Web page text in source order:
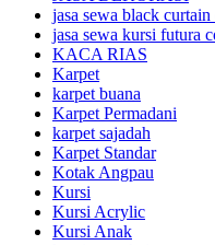
jasa sewa black
jasa sewa kursi futura
KACA RIAS
Karpet
karpet buana
Karpet Permadani
karpet sajadah
Karpet Standar
Kotak Angpau
Kursi
Kursi Acrylic
Kursi Anak